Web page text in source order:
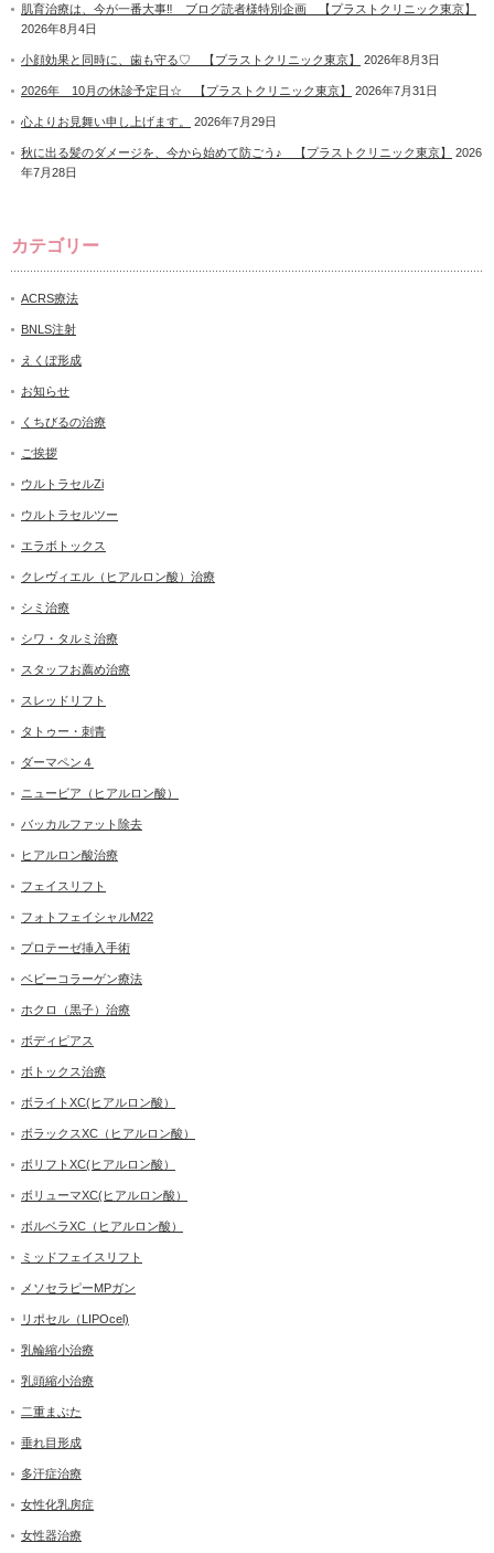
肌育治療は、今が一番大事‼ ブログ読者様特別企画 【プラストクリニック東京】
2026年8月4日
小顔効果と同時に、歯も守る♡ 【プラストクリニック東京】 2026年8月3日
2026年 10月の休診予定日☆ 【プラストクリニック東京】 2026年7月31日
心よりお見舞い申し上げます。 2026年7月29日
秋に出る髪のダメージを、今から始めて防ごう♪ 【プラストクリニック東京】
2026
年7月28日
カテゴリー
ACRS療法
BNLS注射
えくぼ形成
お知らせ
くちびるの治療
ご挨拶
ウルトラセルZi
ウルトラセルツー
エラボトックス
クレヴィエル（ヒアルロン酸）治療
シミ治療
シワ・タルミ治療
スタッフお薦め治療
スレッドリフト
タトゥー・刺青
ダーマペン４
ニュービア（ヒアルロン酸）
バッカルファット除去
ヒアルロン酸治療
フェイスリフト
フォトフェイシャルM22
プロテーゼ挿入手術
ベビーコラーゲン療法
ホクロ（黒子）治療
ボディピアス
ボトックス治療
ボライトXC(ヒアルロン酸）
ボラックスXC（ヒアルロン酸）
ボリフトXC(ヒアルロン酸）
ボリューマXC(ヒアルロン酸）
ボルベラXC（ヒアルロン酸）
ミッドフェイスリフト
メソセラピーMPガン
リポセル（LIPOcel)
乳輪縮小治療
乳頭縮小治療
二重まぶた
垂れ目形成
多汗症治療
女性化乳房症
女性器治療